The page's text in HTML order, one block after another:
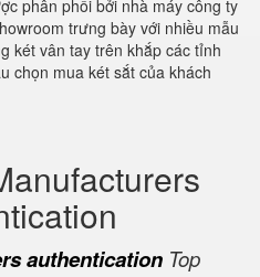
phân phối bởi nhà máy công ty
trưng bày với nhiều mẫu
két vân tay trên khắp các tỉnh
chọn mua két sắt của khách
authentication Top